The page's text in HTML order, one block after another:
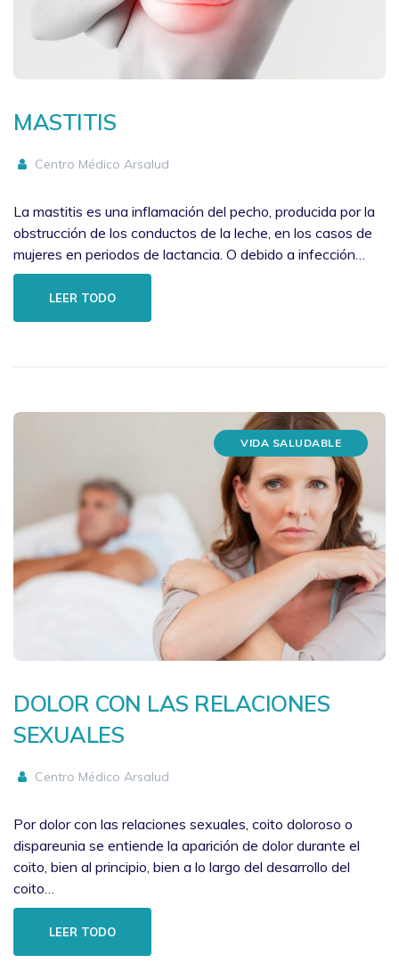
MASTITIS
Centro Médico Arsalud
La mastitis es una inflamación del pecho, producida por la
obstrucción de los conductos de la leche, en los casos de
mujeres en periodos de lactancia. O debido a infección…
LEER TODO
VIDA SALUDABLE
DOLOR CON LAS RELACIONES
SEXUALES
Centro Médico Arsalud
Por dolor con las relaciones sexuales, coito doloroso o
dispareunia se entiende la aparición de dolor durante el
coito, bien al principio, bien a lo largo del desarrollo del
coito…
LEER TODO